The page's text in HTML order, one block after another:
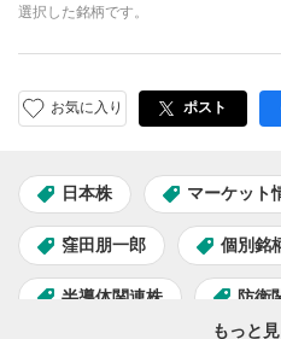
選択した銘柄です。
お気に入り ポスト
日本株 マーケット
窪田朋一郎 個別銘
半導体関連株 防衛